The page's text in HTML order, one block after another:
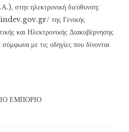
στην ηλεκτρονική διεύθυνση:
της Γενικής
και Ηλεκτρονικής Διακυβέρνησης
με τις οδηγίες που δίνονται
ΕΜΠΟΡΙΟ